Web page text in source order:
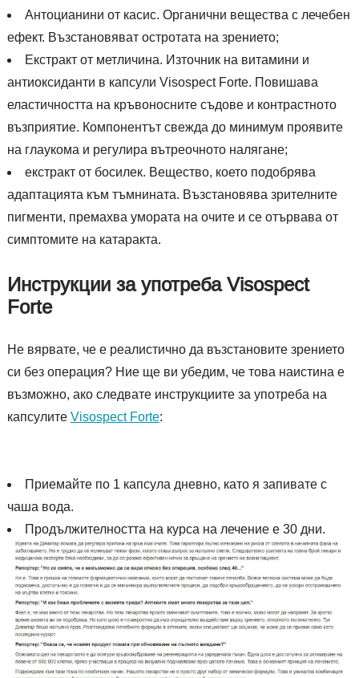
Антоцианини от касис. Органични вещества с лечебен
ефект. Възстановяват остротата на зрението;
Екстракт от метличина. Източник на витамини и
антиоксиданти в капсули Visospect Forte. Повишава
еластичността на кръвоносните съдове и контрастното
възприятие. Компонентът свежда до минимум проявите
на глаукома и регулира вътреочното налягане;
екстракт от босилек. Вещество, което подобрява
адаптацията към тъмнината. Възстановява зрителните
пигменти, премахва умората на очите и се отървава от
симптомите на катаракта.
Инструкции за употреба Visospect
Forte
Не вярвате, че е реалистично да възстановите зрението
си без операция? Ние ще ви убедим, че това наистина е
възможно, ако следвате инструкциите за употреба на
капсулите Visospect Forte:
Приемайте по 1 капсула дневно, като я запивате с
чаша вода.
Продължителността на курса на лечение е 30 дни.